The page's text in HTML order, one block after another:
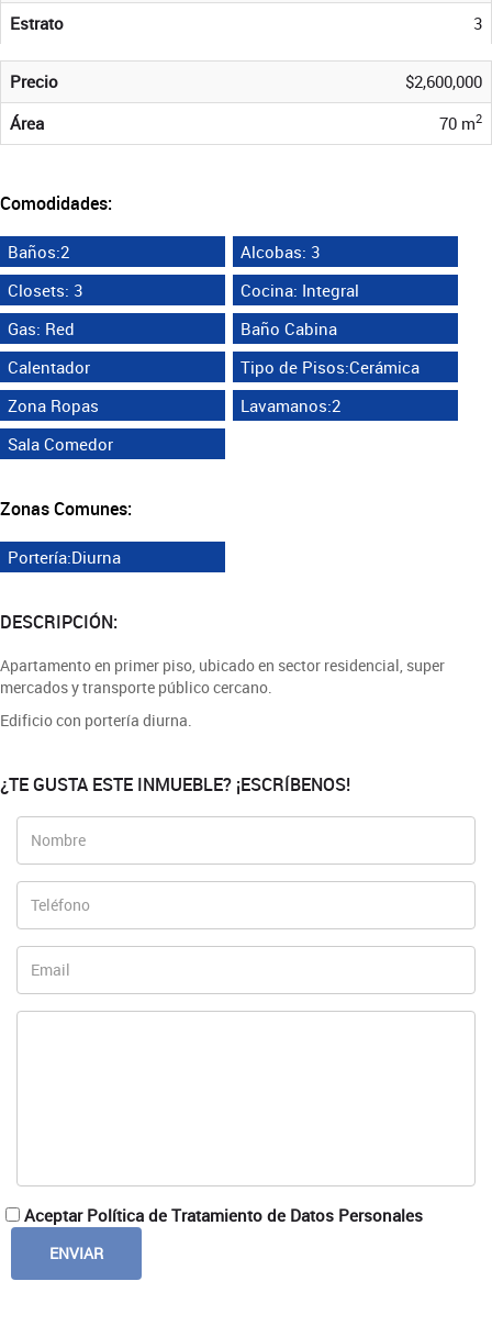
Estrato 3
Precio
$2,600,000
Área
70 m2
Comodidades:
Baños:2
Alcobas: 3
Closets: 3
Cocina: Integral
Gas: Red
Baño Cabina
Calentador
Tipo de Pisos:Cerámica
Zona Ropas
Lavamanos:2
Sala Comedor
Zonas Comunes:
Portería:Diurna
DESCRIPCIÓN:
Apartamento en primer piso, ubicado en sector residencial, super
mercados y transporte público cercano.
Edificio con portería diurna.
¿TE GUSTA ESTE INMUEBLE? ¡ESCRÍBENOS!
Aceptar Política de Tratamiento de Datos Personales